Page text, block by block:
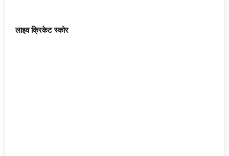
लाइव क्रिकेट स्कोर